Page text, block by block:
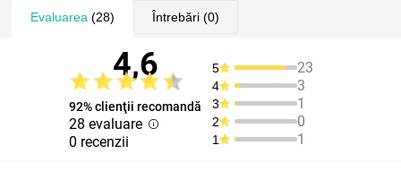
Evaluarea (28) Întrebări(0)
4,6
92% clienţii recomandă
28 evaluare
0 recenzii
5 23
4 3
3 1
2 0
1 1